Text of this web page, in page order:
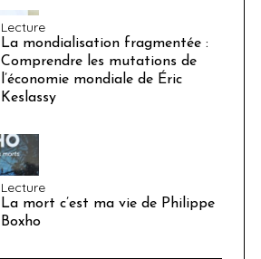
Lecture
La mondialisation fragmentée :
Comprendre les mutations de
l’économie mondiale de Éric
Keslassy
Lecture
La mort c’est ma vie de Philippe
Boxho